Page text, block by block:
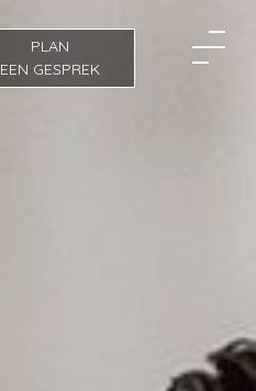
PLAN
EEN GESPREK